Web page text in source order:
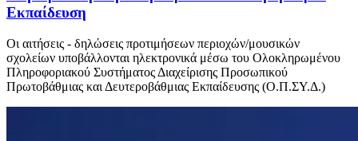
Εκπαίδευση
Οι αιτήσεις - δηλώσεις προτιμήσεων περιοχών/μουσικών
σχολείων υποβάλλονται ηλεκτρονικά μέσω του Ολοκληρωμένου
Πληροφοριακού Συστήματος Διαχείρισης Προσωπικού
Πρωτοβάθμιας και Δευτεροβάθμιας Εκπαίδευσης (Ο.Π.ΣΥ.Δ.)